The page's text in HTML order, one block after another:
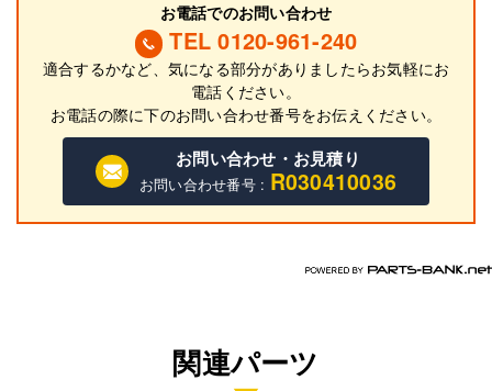
お電話でのお問い合わせ
TEL 0120-961-240
適合するかなど、気になる部分がありましたらお気軽にお
電話ください。
お電話の際に下のお問い合わせ番号をお伝えください。
お問い合わせ・お見積り
お問い合わせ番号 : R030410036
関連パーツ